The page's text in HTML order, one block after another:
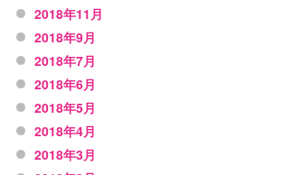
2018年11月
2018年9月
2018年7月
2018年6月
2018年5月
2018年4月
2018年3月